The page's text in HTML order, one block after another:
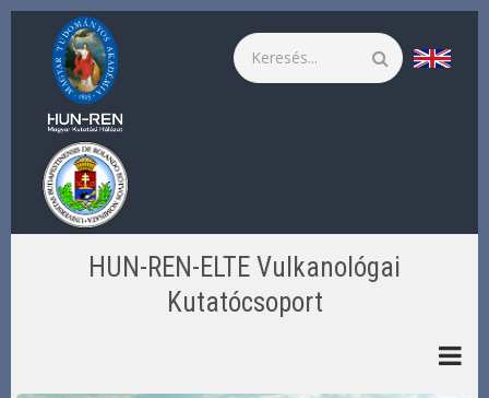
Ugrás
tartalomra
Keresés
HUN-REN-ELTE Vulkanológai
Kutatócsoport